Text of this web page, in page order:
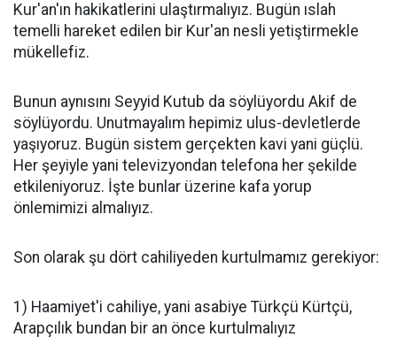
Kur'an'ın hakikatlerini ulaştırmalıyız. Bugün ıslah
temelli hareket edilen bir Kur'an nesli yetiştirmekle
mükellefiz.
Bunun aynısını Seyyid Kutub da söylüyordu Akif de
söylüyordu. Unutmayalım hepimiz ulus-devletlerde
yaşıyoruz. Bugün sistem gerçekten kavi yani güçlü.
Her şeyiyle yani televizyondan telefona her şekilde
etkileniyoruz. İşte bunlar üzerine kafa yorup
önlemimizi almalıyız.
Son olarak şu dört cahiliyeden kurtulmamız gerekiyor:
1) Haamiyet'i cahiliye, yani asabiye Türkçü Kürtçü,
Arapçılık bundan bir an önce kurtulmalıyız